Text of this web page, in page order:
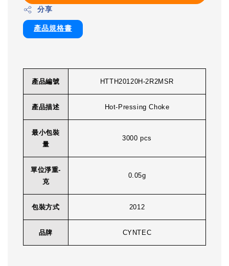
分享
產品規格書
產品編號 HTTH20120H-2R2MSR
產品描述 Hot-Pressing Choke
最小包裝
量
3000 pcs
單位淨重-
克
0.05g
包裝方式 2012
品牌 CYNTEC